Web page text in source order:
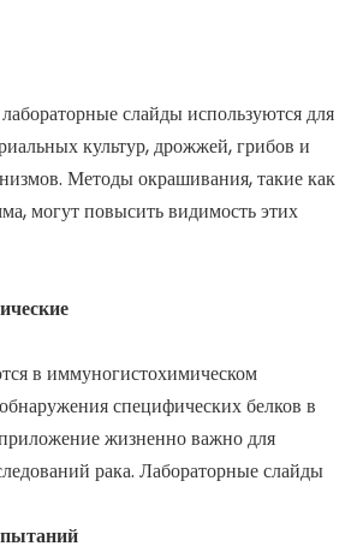
слайды используются для
культур, дрожжей, грибов и
Методы окрашивания, такие как
могут повысить видимость этих
в иммуногистохимическом
специфических белков в
жизненно важно для
рака. Лабораторные слайды